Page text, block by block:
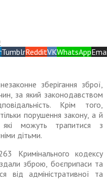
TumblrRedditVKWhatsApp
зберігання зброї,
за який законодавством
Крім того,
порушення закону, а й
можуть трапитися з
дітьми.
Кримінального кодексу
зброю, боєприпаси та
від адміністративної та